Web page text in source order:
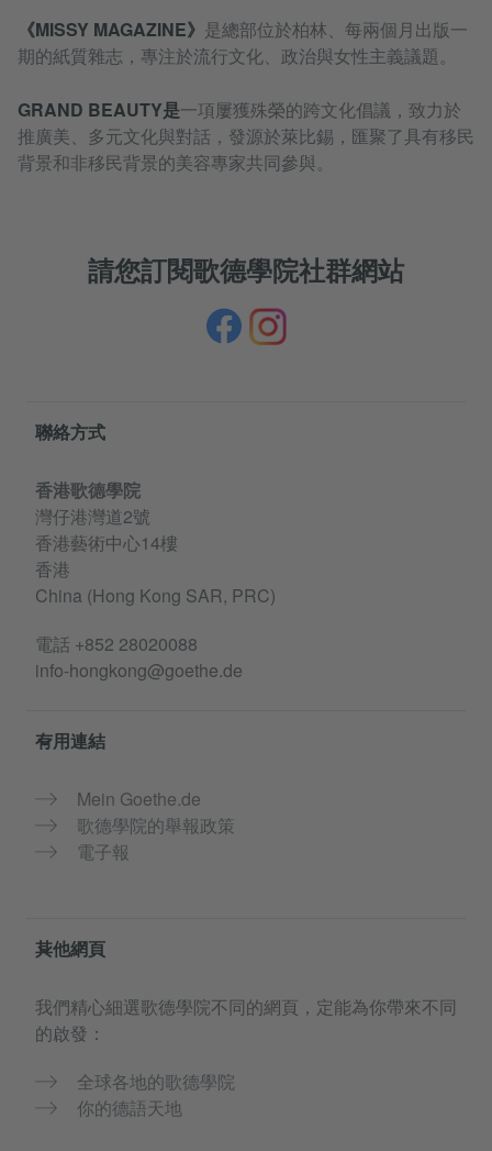
《MISSY MAGAZINE》 是總部位於柏林、每兩個月出版一
期的紙質雜志，專注於流行文化、政治與女性主義議題。
GRAND BEAUTY是一項屢獲殊榮的跨文化倡議，致力於
推廣美、多元文化與對話，發源於萊比錫，匯聚了具有移民
背景和非移民背景的美容專家共同參與。
請您訂閱歌德學院社群網站
Information and services
聯絡方式
香港歌德學院
灣仔港灣道2號
香港藝術中心14樓
香港
China (Hong Kong SAR, PRC)
電話 +852 28020088
info-hongkong@goethe.de
有用連結
Mein Goethe.de
歌德學院的舉報政策
電子報
其他網頁
我們精心細選歌德學院不同的網頁，定能為你帶來不同
的啟發：
全球各地的歌德學院
你的德語天地